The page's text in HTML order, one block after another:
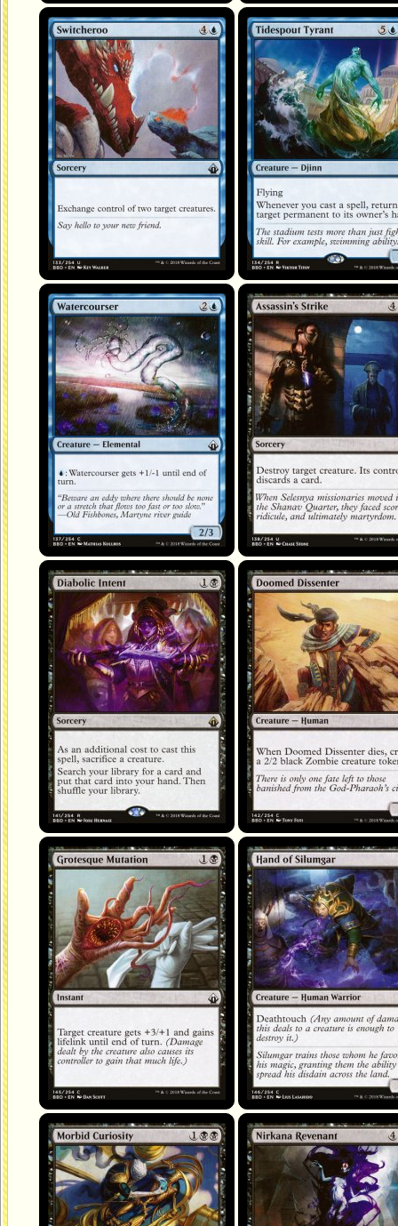
Volte-face Écumèbe tyran
Coursier des eaux Frappe de l'assassin
Diabolique dessein Dissident damné
Mutation grotesque Main de Silumgar
Curiosité morbide Revenante des Nirkana